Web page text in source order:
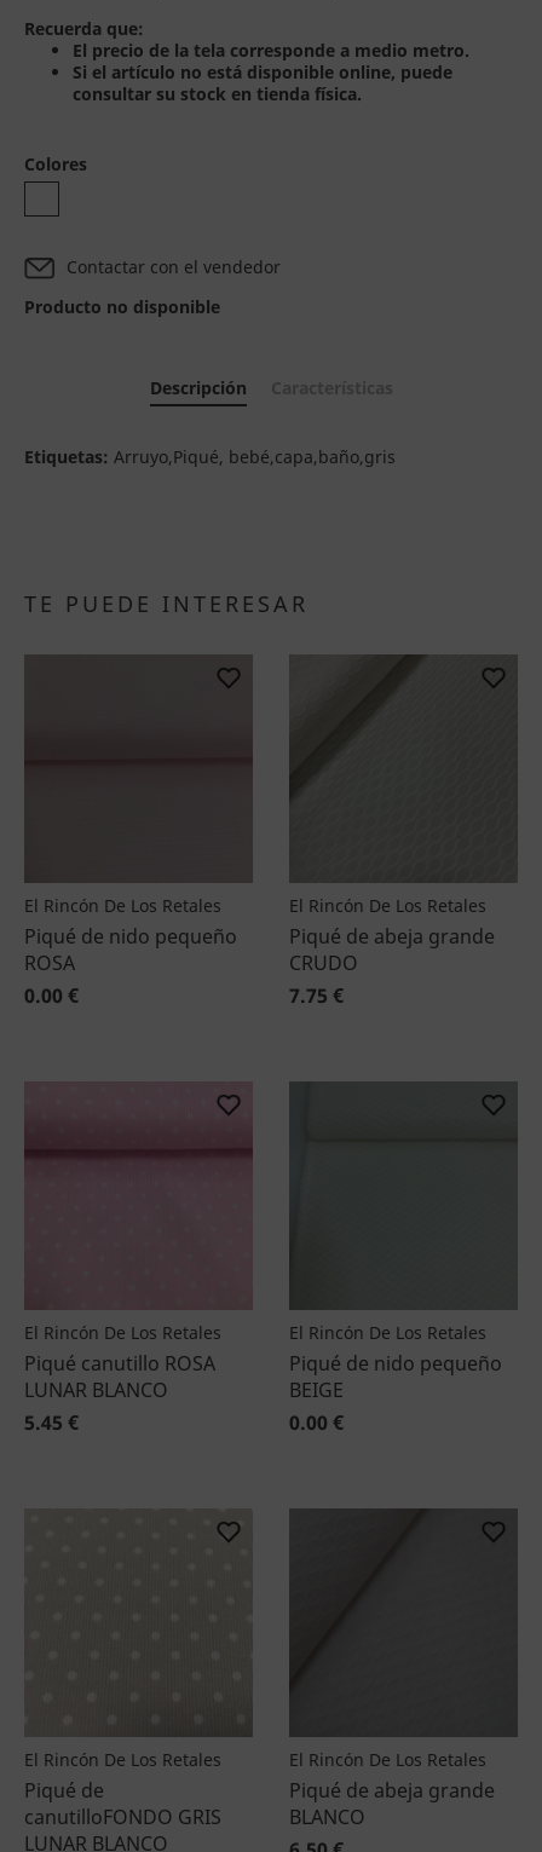
Recuerda que:
El precio de la tela corresponde a medio metro.
Si el artículo no está disponible online, puede
consultar su stock en tienda física.
Colores
Contactar con el vendedor
Producto no disponible
Descripción
Etiquetas: Arruyo,Piqué, bebé,capa,baño,gris
TE PUEDE INTERESAR
El Rincón De Los Retales
Piqué de nido pequeño
ROSA
0.00 €
El Rincón De Los Retales
Piqué de abeja grande
CRUDO
7.75 €
El Rincón De Los Retales
Piqué canutillo ROSA
LUNAR BLANCO
5.45 €
El Rincón De Los Retales
Piqué de nido pequeño
BEIGE
0.00 €
El Rincón De Los Retales
Piqué de
canutilloFONDO GRIS
LUNAR BLANCO
El Rincón De Los Retales
Piqué de abeja grande
BLANCO